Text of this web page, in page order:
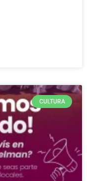
CULTURA